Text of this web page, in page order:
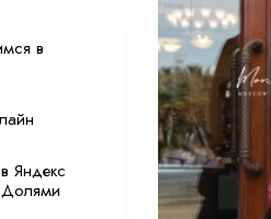
в
Яндекс